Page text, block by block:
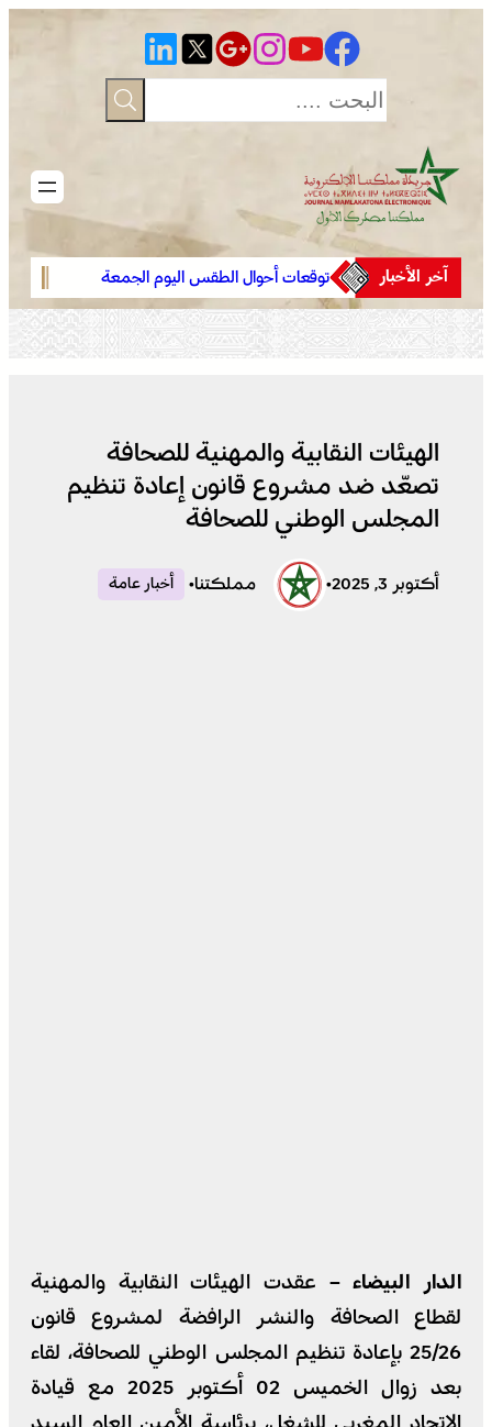
آخر الأخبار
توقعات أحوال الطقس اليوم الجمعة
بالمغرب
الهيئات النقابية والمهنية للصحافة
تصعّد ضد مشروع قانون إعادة تنظيم
المجلس الوطني للصحافة
أكتوبر 3, 2025 • مملكتنا• أخبار عامة
الدار البيضاء – عقدت الهيئات النقابية والمهنية
لقطاع الصحافة والنشر الرافضة لمشروع قانون
25/26 بإعادة تنظيم المجلس الوطني للصحافة، لقاء
بعد زوال الخميس 02 أكتوبر 2025 مع قيادة
الاتحاد المغربي للشغل، برئاسة الأمين العام السيد